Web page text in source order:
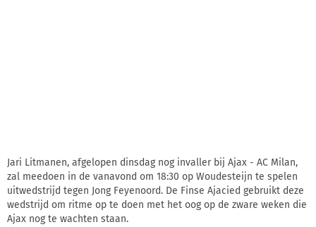
Jari Litmanen, afgelopen dinsdag nog invaller bij Ajax - AC Milan,
zal meedoen in de vanavond om 18:30 op Woudesteijn te spelen
uitwedstrijd tegen Jong Feyenoord. De Finse Ajacied gebruikt deze
wedstrijd om ritme op te doen met het oog op de zware weken die
Ajax nog te wachten staan.